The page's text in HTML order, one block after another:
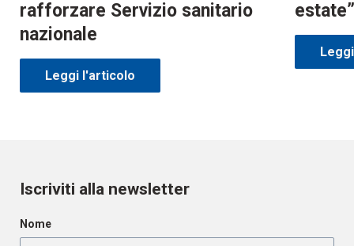
rafforzare Servizio sanitario
nazionale
Leggi l'articolo
estate”
Iscriviti alla newsletter
Nome